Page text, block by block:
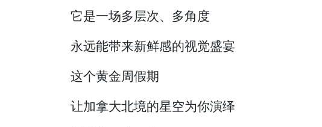
它是一场多层次、多角度
永远能带来新鲜感的视觉盛宴
这个黄金周假期
让加拿大北境的星空为你演绎